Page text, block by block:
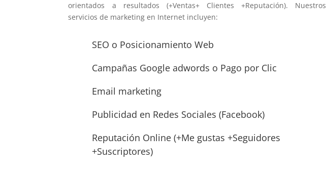
orientados a resultados (+Ventas+ Clientes +Reputación). Nuestros
servicios de marketing en Internet incluyen:
SEO o Posicionamiento Web
Campañas Google adwords o Pago por Clic
Email marketing
Publicidad en Redes Sociales (Facebook)
Reputación Online (+Me gustas +Seguidores
+Suscriptores)